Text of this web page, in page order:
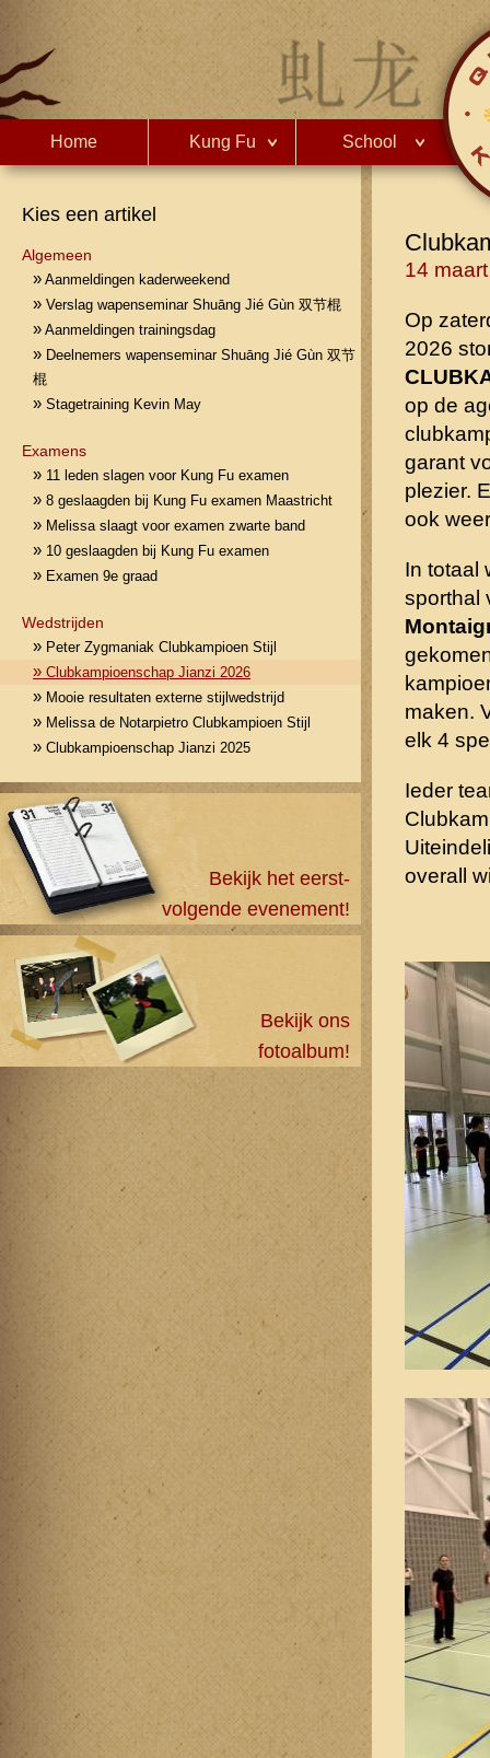
Home Kung Fu School
Kies een artikel
Algemeen
» Aanmeldingen kaderweekend
» Verslag wapenseminar Shuāng Jié Gùn 双节棍
» Aanmeldingen trainingsdag
» Deelnemers wapenseminar Shuāng Jié Gùn 双节
棍
» Stagetraining Kevin May
Examens
» 11 leden slagen voor Kung Fu examen
» 8 geslaagden bij Kung Fu examen Maastricht
» Melissa slaagt voor examen zwarte band
» 10 geslaagden bij Kung Fu examen
» Examen 9e graad
Wedstrijden
» Peter Zygmaniak Clubkampioen Stijl
» Clubkampioenschap Jianzi 2026
» Mooie resultaten externe stijlwedstrijd
» Melissa de Notarpietro Clubkampioen Stijl
» Clubkampioenschap Jianzi 2025
Bekijk het eerst-
volgende evenement!
Bekijk ons
fotoalbum!
14
Op
2026
op de
garant
plezier.
ook
In totaal
sporthal
maken.
elk 4
Ieder
overall